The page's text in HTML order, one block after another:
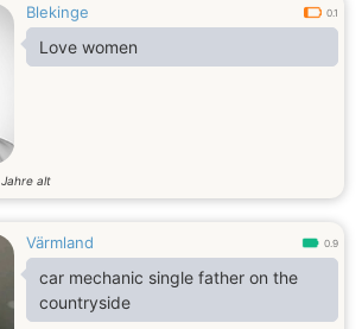
Blekinge 0.1
Love women
Jahre alt
Värmland 0.9
car mechanic single father on the
countryside